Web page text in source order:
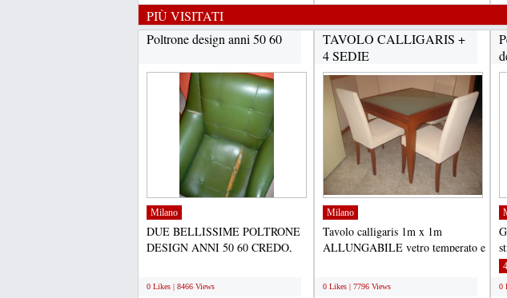
PIÙ VISITATI
Poltrone design anni 50 60
Milano
DUE BELLISSIME POLTRONE
DESIGN ANNI 50 60 CREDO,
0 Likes | 8466 Views
TAVOLO CALLIGARIS +
4 SEDIE
Milano
Tavolo calligaris 1m x 1m
ALLUNGABILE vetro temperato e
0 Likes | 7796 Views 0